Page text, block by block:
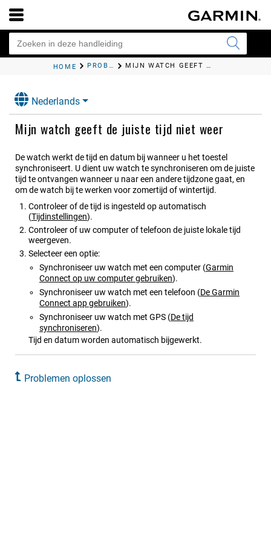
HOME PROBLEMEN OPLOSSEN MIJN WATCH GEEFT DE JUISTE TIJD NIET WEER
Nederlands
Mijn watch geeft de juiste tijd niet weer
De watch werkt de tijd en datum bij wanneer u het toestel
synchroniseert. U dient uw watch te synchroniseren om de juiste
tijd te ontvangen wanneer u naar een andere tijdzone gaat, en
om de watch bij te werken voor zomertijd of wintertijd.
Controleer of de tijd is ingesteld op automatisch
(Tijdinstellingen).
Controleer of uw computer of telefoon de juiste lokale tijd
weergeven.
Selecteer een optie:
Synchroniseer uw watch met een computer (Garmin
Connect op uw computer gebruiken).
Synchroniseer uw watch met een telefoon (DeGarmin
Connect app gebruiken).
Synchroniseer uw watch met GPS (De tijd
synchroniseren).
Tijd en datum worden automatisch bijgewerkt.
Problemen oplossen